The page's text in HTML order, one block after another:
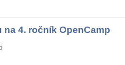
4. ročník OpenCamp